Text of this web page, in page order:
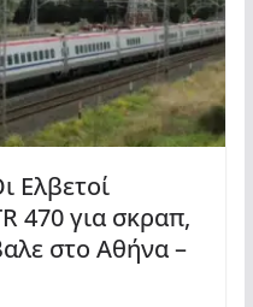
Ελβετοί
470 για σκραπ,
στο Αθήνα –